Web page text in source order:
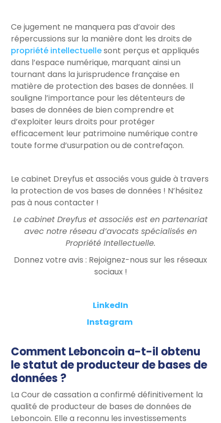
Ce jugement ne manquera pas d’avoir des
répercussions sur la manière dont les droits de
propriété intellectuellesont perçus et appliqués
dans l’espace numérique, marquant ainsi un
tournant dans la jurisprudence française en
matière de protection des bases de données. Il
souligne l’importance pour les détenteurs de
bases de données de bien comprendre et
d’exploiter leurs droits pour protéger
efficacement leur patrimoine numérique contre
toute forme d’usurpation ou de contrefaçon.
Le cabinet Dreyfus et associés vous guide à travers
la protection de vos bases de données ! N’hésitez
pas à nous contacter !
Le cabinet Dreyfus et associés est en partenariat
avec notre réseau d’avocats spécialisés en
Propriété Intellectuelle.
Donnez votre avis : Rejoignez-nous sur les réseaux
sociaux !
LinkedIn
Instagram
Comment Leboncoin a-t-il obtenu
le statut de producteur de bases de
données ?
La Cour de cassation a confirmé définitivement la
qualité de producteur de bases de données de
Leboncoin. Elle a reconnu les investissements